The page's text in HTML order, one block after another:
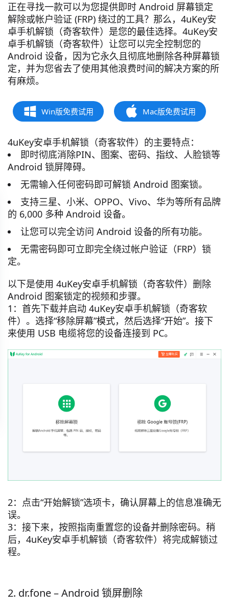
正在寻找一款可以为您提供即时 Android 屏幕锁定
解除或帐户验证 (FRP) 绕过的工具？那么，4uKey安
卓手机解锁（奇客软件）是您的最佳选择。4uKey安
卓手机解锁（奇客软件）让您可以完全控制您的
Android 设备，因为它永久且彻底地删除各种屏幕锁
定，并为您省去了使用其他浪费时间的解决方案的所
有麻烦。
Win版免费试用 Mac版免费试用
4uKey安卓手机解锁（奇客软件）的主要特点：
即时彻底消除PIN、图案、密码、 指纹、人脸锁等
Android 锁屏障碍。
无需输入任何密码即可解锁 Android 图案锁。
支持三星、小米、OPPO、Vivo、 华为等所有品牌
的 6,000 多种 Android 设备。
让您可以完全访问 Android 设备的所有功能。
无需密码即可立即完全绕过帐户验证（FRP）锁
定。
以下是使用 4uKey安卓手机解锁（奇客软件）删除
Android 图案锁定的视频和步骤。
1： 首先下载并启动 4uKey安卓手机解锁（奇客软
件）。选择“移除屏幕”模式，然后选择“开始”。接下
来使用 USB 电缆将您的设备连接到 PC。
2：点击“开始解锁”选项卡，确认屏幕上的信息准确无
误。
3： 接下来，按照指南重置您的设备并删除密码。稍
后，4uKey安卓手机解锁（奇客软件）将完成解锁过
程。
2. dr.fone – Android 锁屏删除